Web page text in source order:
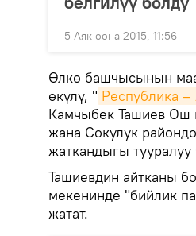
5 Аяк оона 2015, 11:56
Өлкө башчысынын
өкүлү, " Республика
Камчыбек Ташиев Ош
жана Сокулук
жаткандыгы
Ташиевдин айтканы
мекенинде "бийлик
жатат.